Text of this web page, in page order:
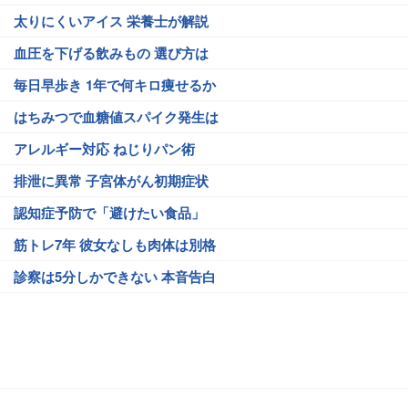
太りにくいアイス 栄養士が解説
血圧を下げる飲みもの 選び方は
毎日早歩き 1年で何キロ痩せるか
はちみつで血糖値スパイク発生は
アレルギー対応 ねじりパン術
排泄に異常 子宮体がん初期症状
認知症予防で「避けたい食品」
筋トレ7年 彼女なしも肉体は別格
診察は5分しかできない 本音告白